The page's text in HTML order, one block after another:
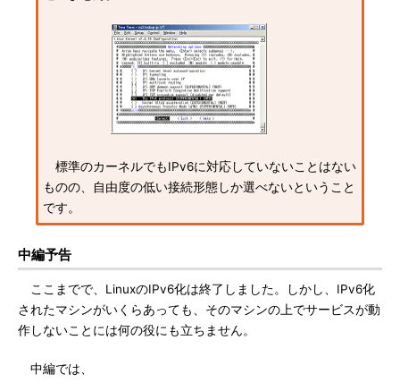
標準のカーネルでもIPv6に対応していないことはない
ものの、自由度の低い接続形態しか選べないということ
です。
中編予告
ここまでで、LinuxのIPv6化は終了しました。しかし、IPv6化
されたマシンがいくらあっても、そのマシンの上でサービスが動
作しないことには何の役にも立ちません。
中編では、